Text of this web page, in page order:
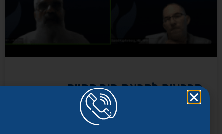
הכרעות לקראת סוף החיים
הכרעות לקראת סוף החיים – צהר עד מאה ועשרים והארגון העולמי
של בתי הכנסת לקראת הכרעות בסוף החיים – מפגש משותף עם